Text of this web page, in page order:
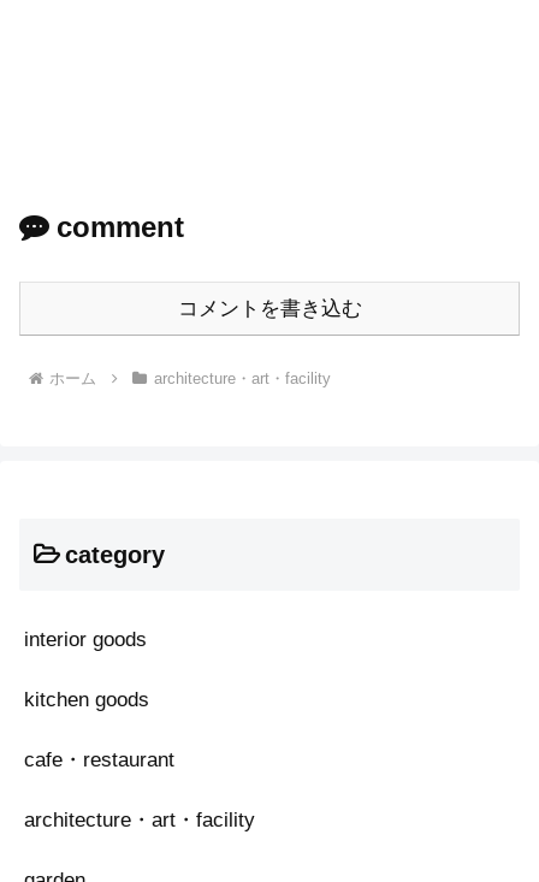
comment
コメントを書き込む
ホーム architecture・art・facility
category
interior goods
kitchen goods
cafe・restaurant
architecture・art・facility